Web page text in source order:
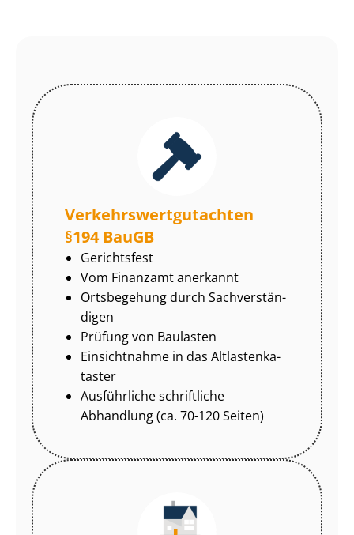
Ver­kehrs­wert­gut­ach­ten
§194 BauGB
Gerichtsfest
Vom Finanzamt anerkannt
Ortsbegehung durch Sach­ver­stän­
di­gen
Prüfung von Baulasten
Einsichtnahme in das Alt­las­ten­ka­
tas­ter
Ausführliche schriftliche
Abhandlung (ca. 70-120 Seiten)